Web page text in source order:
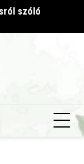
szóló